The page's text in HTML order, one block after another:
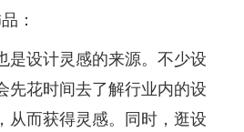
：
是设计灵感的来源。不少设
先花时间去了解行业内的设
从而获得灵感。同时，逛设